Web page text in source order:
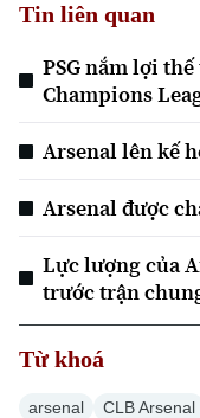
Xu hướng
Tin liên quan
PSG nắm lợi
Champions
Arsenal lên kế
Arsenal được
Lực lượng của
trước trận
Từ khoá
arsenal CLB Arsenal